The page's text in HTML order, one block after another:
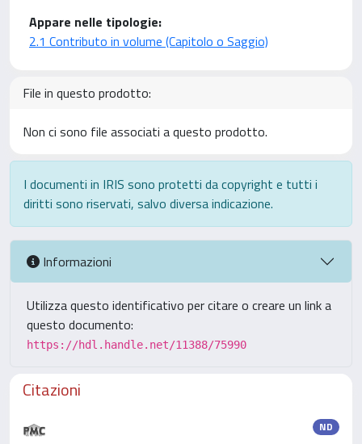
Appare nelle tipologie:
2.1 Contributo in volume (Capitolo o Saggio)
File in questo prodotto:
Non ci sono file associati a questo prodotto.
I documenti in IRIS sono protetti da copyright e tutti i
diritti sono riservati, salvo diversa indicazione.
Informazioni
Utilizza questo identificativo per citare o creare un link a
questo documento:
https://hdl.handle.net/11388/75990
Citazioni
ND